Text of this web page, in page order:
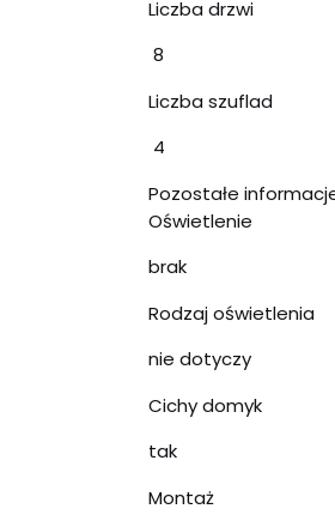
Liczba drzwi
8
Liczba szuflad
4
Pozostałe
Oświetlenie
brak
Rodzaj oświetlenia
nie dotyczy
Cichy domyk
tak
Montaż